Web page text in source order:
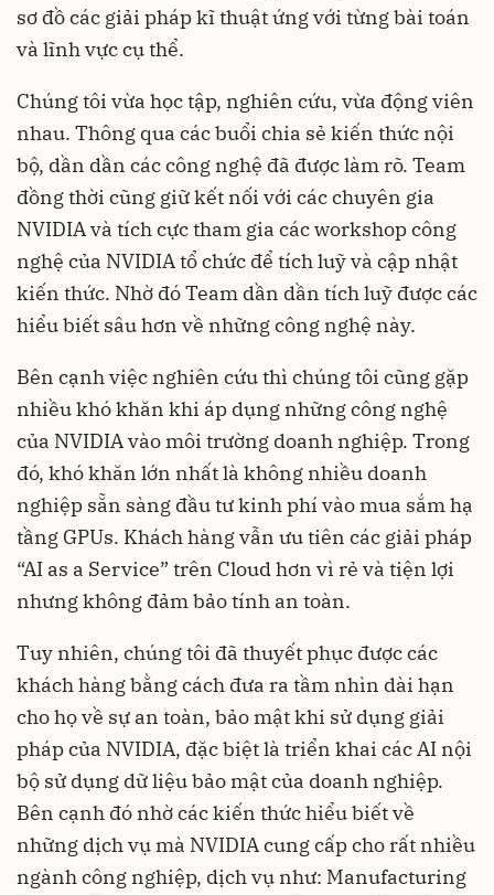
sơ đồ các giải pháp kĩ thuật ứng với từng bài toán
và lĩnh vực cụ thể.
Chúng tôi vừa học tập, nghiên cứu, vừa động viên
nhau. Thông qua các buổi chia sẻ kiến thức nội
bộ, dần dần các công nghệ đã được làm rõ. Team
đồng thời cũng giữ kết nối với các chuyên gia
NVIDIA và tích cực tham gia các workshop công
nghệ của NVIDIA tổ chức để tích luỹ và cập nhật
kiến thức. Nhờ đó Team dần dần tích luỹ được các
hiểu biết sâu hơn về những công nghệ này.
Bên cạnh việc nghiên cứu thì chúng tôi cũng gặp
nhiều khó khăn khi áp dụng những công nghệ
của NVIDIA vào môi trường doanh nghiệp. Trong
đó, khó khăn lớn nhất là không nhiều doanh
nghiệp sẵn sàng đầu tư kinh phí vào mua sắm hạ
tầng GPUs. Khách hàng vẫn ưu tiên các giải pháp
“AI as a Service” trên Cloud hơn vì rẻ và tiện lợi
nhưng không đảm bảo tính an toàn.
Tuy nhiên, chúng tôi đã thuyết phục được các
khách hàng bằng cách đưa ra tầm nhìn dài hạn
cho họ về sự an toàn, bảo mật khi sử dụng giải
pháp của NVIDIA, đặc biệt là triển khai các AI nội
bộ sử dụng dữ liệu bảo mật của doanh nghiệp.
Bên cạnh đó nhờ các kiến thức hiểu biết về
những dịch vụ mà NVIDIA cung cấp cho rất nhiều
ngành công nghiệp, dịch vụ như: Manufacturing